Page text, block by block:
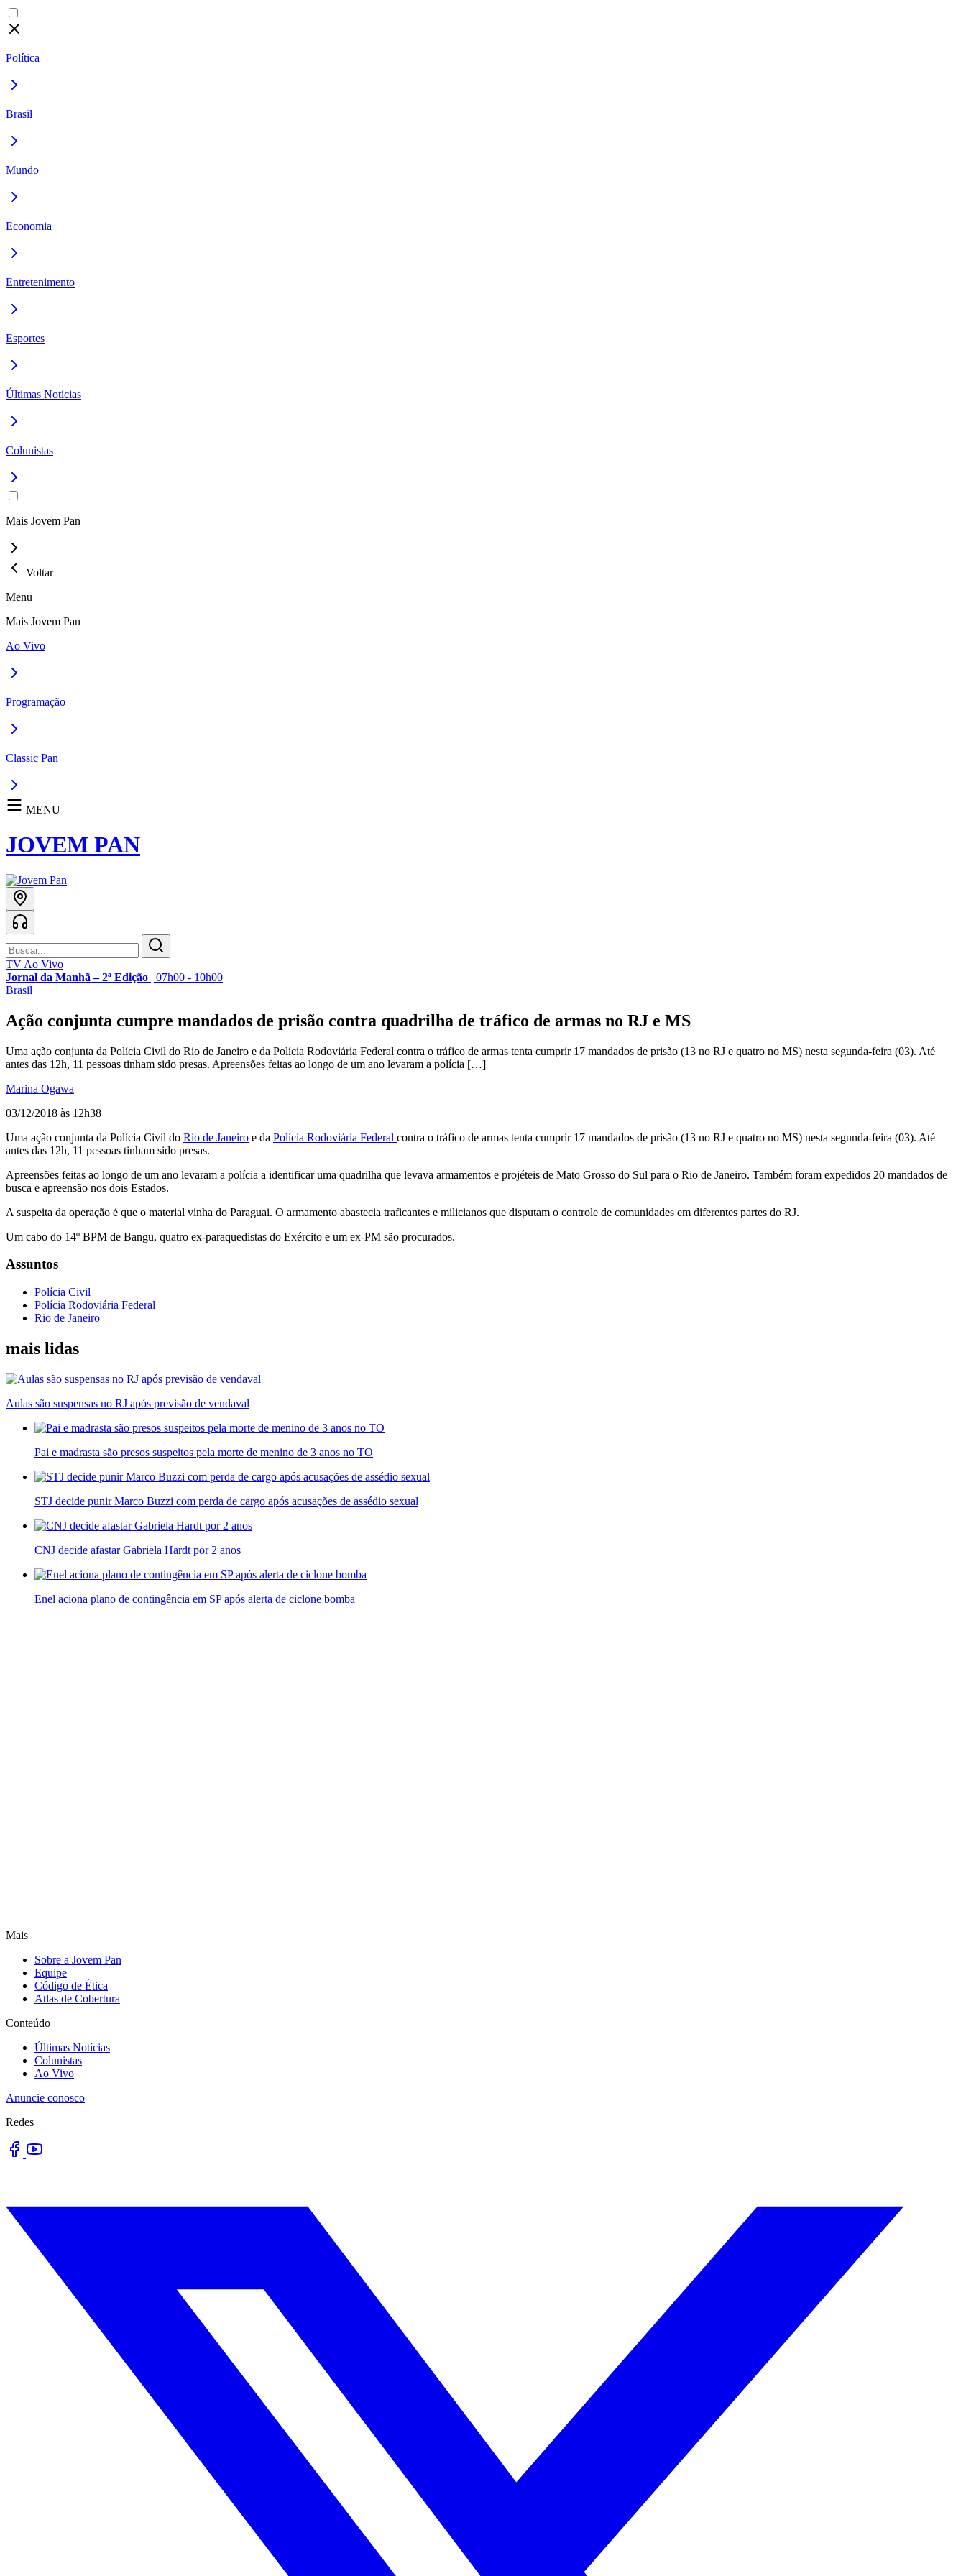
Política
Brasil
Mundo
Economia
Entretenimento
Esportes
Últimas Notícias
Colunistas
Mais Jovem Pan
Voltar
Menu
Mais Jovem Pan
Ao Vivo
Programação
Classic Pan
MENU
JOVEM PAN
TV Ao Vivo
Jornal da Manhã – 2ª Edição | 07h00 - 10h00
Brasil
Ação conjunta cumpre mandados de prisão contra quadrilha de tráfico de armas no RJ e MS
Uma ação conjunta da Polícia Civil do Rio de Janeiro e da Polícia Rodoviária Federal contra o tráfico de armas tenta cumprir 17 mandados de prisão (13 no RJ e quatro no MS) nesta segunda-feira (03). Até
antes das 12h, 11 pessoas tinham sido presas. Apreensões feitas ao longo de um ano levaram a polícia […]
Marina Ogawa
03/12/2018 às 12h38
Uma ação conjunta da Polícia Civil do Rio de Janeiro e da Polícia Rodoviária Federal contra o tráfico de armas tenta cumprir 17 mandados de prisão (13 no RJ e quatro no MS) nesta segunda-feira (03). Até
antes das 12h, 11 pessoas tinham sido presas.
Apreensões feitas ao longo de um ano levaram a polícia a identificar uma quadrilha que levava armamentos e projéteis de Mato Grosso do Sul para o Rio de Janeiro. Também foram expedidos 20 mandados de
busca e apreensão nos dois Estados.
A suspeita da operação é que o material vinha do Paraguai. O armamento abastecia traficantes e milicianos que disputam o controle de comunidades em diferentes partes do RJ.
Um cabo do 14º BPM de Bangu, quatro ex-paraquedistas do Exército e um ex-PM são procurados.
Assuntos
Polícia Civil
Polícia Rodoviária Federal
Rio de Janeiro
mais lidas
Aulas são suspensas no RJ após previsão de vendaval
Pai e madrasta são presos suspeitos pela morte de menino de 3 anos no TO
STJ decide punir Marco Buzzi com perda de cargo após acusações de assédio sexual
CNJ decide afastar Gabriela Hardt por 2 anos
Enel aciona plano de contingência em SP após alerta de ciclone bomba
Mais
Sobre a Jovem Pan
Equipe
Código de Ética
Atlas de Cobertura
Conteúdo
Últimas Notícias
Colunistas
Ao Vivo
Anuncie conosco
Redes